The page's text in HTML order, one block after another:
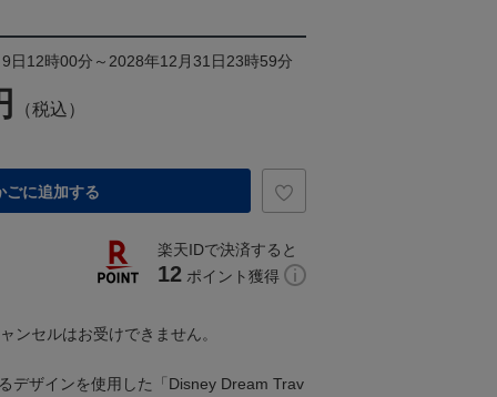
日12時00分～2028年12月31日23時59分
（税込）
ごに追加する
楽天IDで決済すると
12 ポイント獲得
ンセルはお受けできません。
デザインを使用した「Disney Dream Trav